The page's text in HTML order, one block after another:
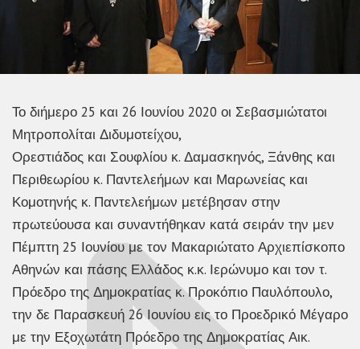
Το διήμερο 25 και 26 Ιουνίου 2020 οι Σεβασμιώτατοι
Μητροπολίται Διδυμοτείχου,
Ορεστιάδος και Σουφλίου κ. Δαμασκηνός, Ξάνθης και
Περιθεωρίου κ. Παντελεήμων και Μαρωνείας και
Κομοτηνής κ. Παντελεήμων μετέβησαν στην
πρωτεύουσα και συναντήθηκαν κατά σειράν την μεν
Πέμπτη 25 Ιουνίου με τον Μακαριώτατο Αρχιεπίσκοπο
Αθηνών και πάσης Ελλάδος κ.κ. Ιερώνυμο και τον τ.
Πρόεδρο της Δημοκρατίας κ. Προκόπιο Παυλόπουλο,
την δε Παρασκευή 26 Ιουνίου εις το Προεδρικό Μέγαρο
με την Εξοχωτάτη Πρόεδρο της Δημοκρατίας Αικ.